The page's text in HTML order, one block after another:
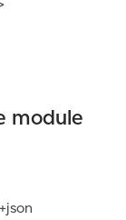
module